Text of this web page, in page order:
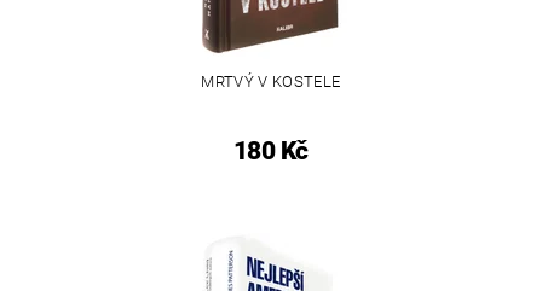
MRTVÝ V KOSTELE
180 Kč